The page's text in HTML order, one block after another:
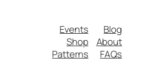
Blog
About
FAQs
Events
Shop
Patterns